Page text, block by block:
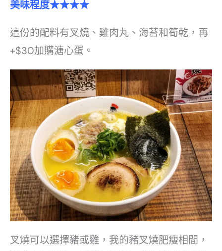
美味程度★★★★
這份的配料有叉燒、雞肉丸、海苔和筍乾，再
+$30加購溏心蛋。
叉燒可以選擇豬或雞，我的豬叉燒肥瘦相間，